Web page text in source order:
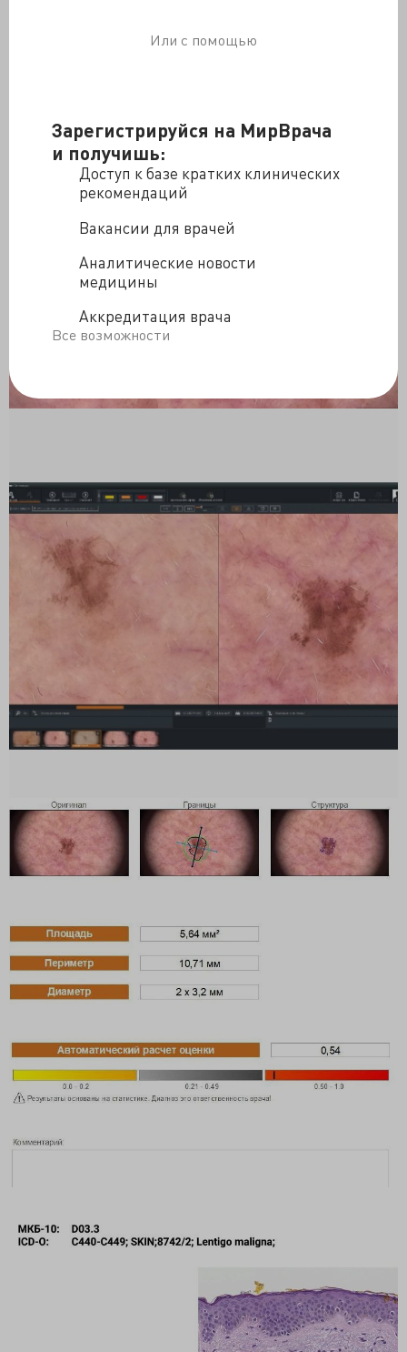
Зарегистрируйся на МирВрача
и получишь:
Доступ к базе кратких клинических
рекомендаций
Вакансии для врачей
Аналитические новости
медицины
Аккредитация врача
Все возможности
Или с помощью